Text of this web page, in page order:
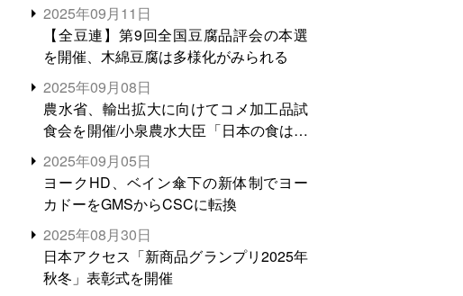
2025年09月11日
【全豆連】第9回全国豆腐品評会の本選
を開催、木綿豆腐は多様化がみられる
2025年09月08日
農水省、輸出拡大に向けてコメ加工品試
食会を開催/小泉農水大臣「日本の食は世
界でトップをとれる。米増産に向けて、
米輸出需要の拡大を」
2025年09月05日
ヨークHD、ベイン傘下の新体制でヨー
カドーをGMSからCSCに転換
2025年08月30日
日本アクセス「新商品グランプリ2025年
秋冬」表彰式を開催